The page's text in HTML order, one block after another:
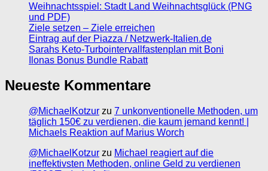
Weihnachtsspiel: Stadt Land Weihnachtsglück (PNG
und PDF)
Ziele setzen – Ziele erreichen
Eintrag auf der Piazza / Netzwerk-Italien.de
Sarahs Keto-Turbointervallfastenplan mit Boni
Ilonas Bonus Bundle Rabatt
Neueste Kommentare
@MichaelKotzur zu 7 unkonventionelle Methoden, um
täglich 150€ zu verdienen, die kaum jemand kennt! |
Michaels Reaktion auf Marius Worch
@MichaelKotzur zu Michael reagiert auf die
ineffektivsten Methoden, online Geld zu verdienen